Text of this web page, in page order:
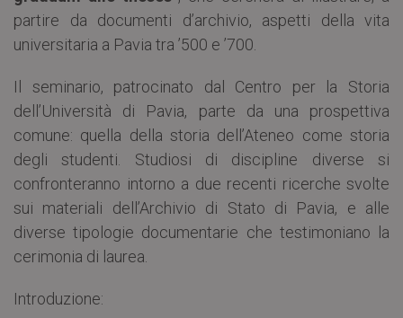
partire da documenti d’archivio, aspetti della vita
universitaria a Pavia tra ’500 e ’700.
Il seminario, patrocinato dal Centro per la Storia
dell’Università di Pavia, parte da una prospettiva
comune: quella della storia dell’Ateneo come storia
degli studenti. Studiosi di discipline diverse si
confronteranno intorno a due recenti ricerche svolte
sui materiali dell’Archivio di Stato di Pavia, e alle
diverse tipologie documentarie che testimoniano la
cerimonia di laurea.
Introduzione: